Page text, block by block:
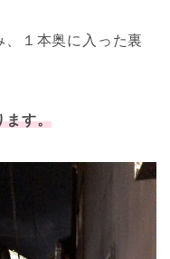
１本奥に入った裏
ます。